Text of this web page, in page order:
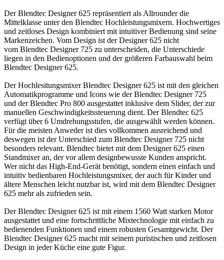
Der Blendtec Designer 625 repräsentiert als Allrounder die
Mittelklasse unter den Blendtec Hochleistungsmixern. Hochwertiges
und zeitloses Design kombiniert mit intuitiver Bedienung sind seine
Markenzeichen. Vom Design ist der Designer 625 nicht
vom Blendtec Designer 725 zu unterscheiden, die Unterschiede
liegen in den Bedienoptionen und der größeren Farbauswahl beim
Blendtec Designer 625.
Der Hochlesitungsmixer Blendtec Designer 625 ist mit den gleichen
Automatikprogramme und Icons wie der Blendtec Designer 725
und der Blendtec Pro 800 ausgestattet inklusive dem Slider, der zur
manuellen Geschwindigkeitssteuerung dient. Der Blendtec 625
verfügt über 6 Umdrehungsstufen, die ausgewählt werden können.
Für die meisten Anweder ist dies vollkommen ausreichend und
deswegen ist der Unterschied zum Blendtec Designer 725 nicht
besonders relevant. Blendtec bietet mit dem Designer 625 einen
Standmixer an, der vor allem designbewusste Kunden anspricht.
Wer nicht das High-End-Gerät benötigt, sondern einen einfach und
intuitiv bedienbaren Hochleistungsmixer, der auch für Kinder und
ältere Menschen leicht nutzbar ist, wird mit dem Blendtec Designer
625 mehr als zufrieden sein.
Der Blendtec Designer 625 ist mit einem 1560 Watt starken Motor
ausgestattet und eine fortschrittliche Mixtechnologie mit einfach zu
bedienenden Funktionen und einem robusten Gesamtgewicht. Der
Blendtec Designer 625 macht mit seinem puristischen und zeitlosen
Design in jeder Küche eine gute Figur.